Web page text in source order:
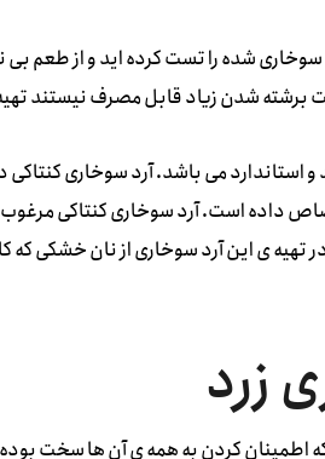
شده را تست کرده اید و از طعم بی
برشته شدن زیاد قابل مصرف نیستند
و استاندارد می باشد. آرد سوخاری
داده است. آرد سوخاری کنتاکی
تهیه ی این آرد سوخاری از نان خشکی که
زرد
کردن به همه ی آن ها سخت بوده